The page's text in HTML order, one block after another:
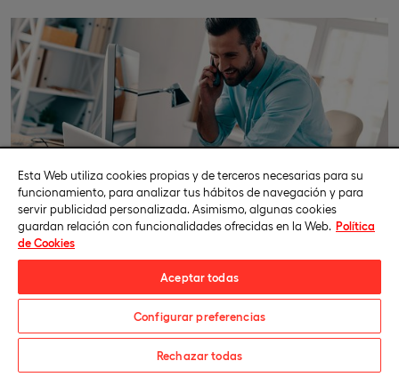
Perfil del alumno
Entre los perfiles que más podrían beneficiarse del curso
se encuentran:
Profesionales del área de marketing y publicidad.
Matricúlate
Esta Web utiliza cookies propias y de terceros necesarias para su
funcionamiento, para analizar tus hábitos de navegación y para
servir publicidad personalizada. Asimismo, algunas cookies
guardan relación con funcionalidades ofrecidas en la Web. Política
de Cookies
Aceptar todas
Configurar preferencias
Rechazar todas